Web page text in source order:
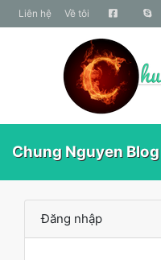
liên hệ Về tôi
Chung Nguyen Blog
Đăng nhập